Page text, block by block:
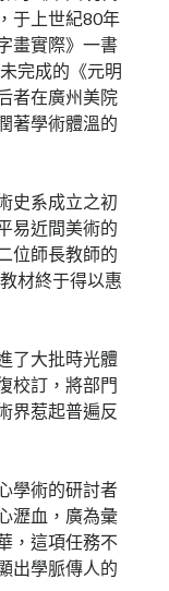
于上世紀80年
畫實際》一書
完成的《元明
者在廣州美院
著學術體溫的
史系成立之初
易近間美術的
位師長教師的
材終于得以惠
了大批時光體
校訂，將部門
界惹起普遍反
學術的研討者
瀝血，廣為彙
，這項任務不
出學脈傳人的